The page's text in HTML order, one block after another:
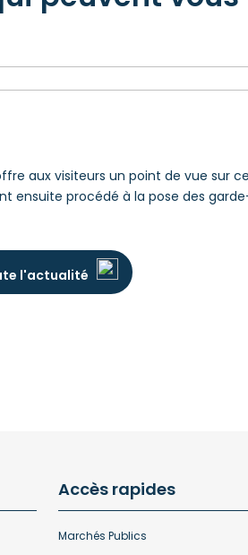
aux visiteurs un point de vue sur
procédé à la pose des
l'actualité
Accès rapides
Marchés Publics